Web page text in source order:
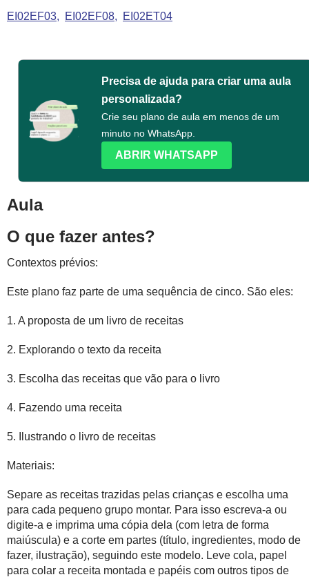
EI02EF03 EI02EF08 EI02ET04
Precisa de ajuda para criar uma aula
personalizada?
Crie seu plano de aula em menos de um
minuto no WhatsApp.
ABRIR WHATSAPP
Aula
O que fazer antes?
Contextos prévios:
Este plano faz parte de uma sequência de cinco. São eles:
1. A proposta de um livro de receitas
2. Explorando o texto da receita
3. Escolha das receitas que vão para o livro
4. Fazendo uma receita
5. Ilustrando o livro de receitas
Materiais:
Separe as receitas trazidas pelas crianças e escolha uma
para cada pequeno grupo montar. Para isso escreva-a ou
digite-a e imprima uma cópia dela (com letra de forma
maiúscula) e a corte em partes (título, ingredientes, modo de
fazer, ilustração), seguindo este modelo. Leve cola, papel
para colar a receita montada e papéis com outros tipos de